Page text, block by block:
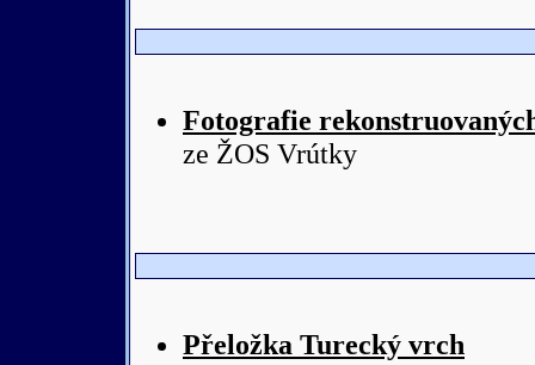
Fotografie
ze ŽOS Vrútky
Přeložka Turecký vrch